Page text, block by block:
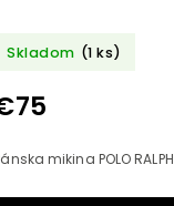
Skladom (1 ks)
mikina POLO RALPH